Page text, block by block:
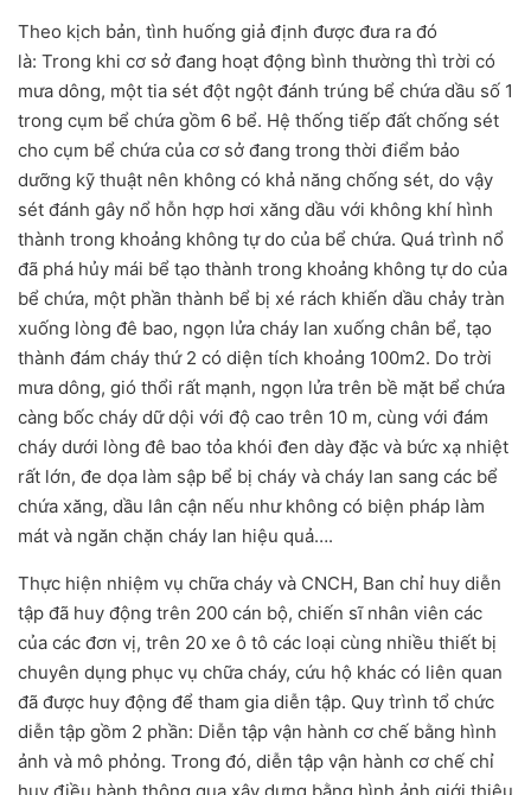
Theo kịch bản, tình huống giả định được đưa ra đó
là: Trong khi cơ sở đang hoạt động bình thường thì trời có
mưa dông, một tia sét đột ngột đánh trúng bể chứa dầu số 1
trong cụm bể chứa gồm 6 bể. Hệ thống tiếp đất chống sét
cho cụm bể chứa của cơ sở đang trong thời điểm bảo
dưỡng kỹ thuật nên không có khả năng chống sét, do vậy
sét đánh gây nổ hỗn hợp hơi xăng dầu với không khí hình
thành trong khoảng không tự do của bể chứa. Quá trình nổ
đã phá hủy mái bể tạo thành trong khoảng không tự do của
bể chứa, một phần thành bể bị xé rách khiến dầu chảy tràn
xuống lòng đê bao, ngọn lửa cháy lan xuống chân bể, tạo
thành đám cháy thứ 2 có diện tích khoảng 100m2. Do trời
mưa dông, gió thổi rất mạnh, ngọn lửa trên bề mặt bể chứa
càng bốc cháy dữ dội với độ cao trên 10 m, cùng với đám
cháy dưới lòng đê bao tỏa khói đen dày đặc và bức xạ nhiệt
rất lớn, đe dọa làm sập bể bị cháy và cháy lan sang các bể
chứa xăng, dầu lân cận nếu như không có biện pháp làm
mát và ngăn chặn cháy lan hiệu quả….
Thực hiện nhiệm vụ chữa cháy và CNCH, Ban chỉ huy diễn
tập đã huy động trên 200 cán bộ, chiến sĩ nhân viên các
của các đơn vị, trên 20 xe ô tô các loại cùng nhiều thiết bị
chuyên dụng phục vụ chữa cháy, cứu hộ khác có liên quan
đã được huy động để tham gia diễn tập. Quy trình tổ chức
diễn tập gồm 2 phần: Diễn tập vận hành cơ chế bằng hình
ảnh và mô phỏng. Trong đó, diễn tập vận hành cơ chế chỉ